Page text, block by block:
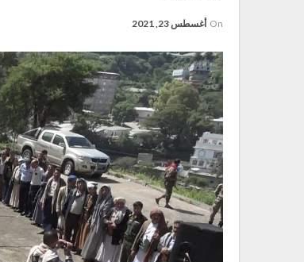
On أغسطس 23, 2021